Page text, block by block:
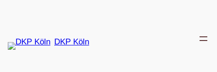
springen
DKP Köln